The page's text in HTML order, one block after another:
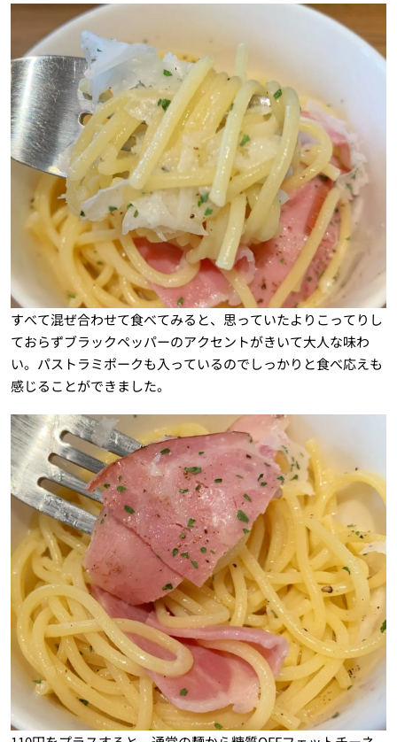
すべて混ぜ合わせて食べてみると、思っていたよりこってりし
ておらずブラックペッパーのアクセントがきいて大人な味わ
い。パストラミポークも入っているのでしっかりと食べ応えも
感じることができました。